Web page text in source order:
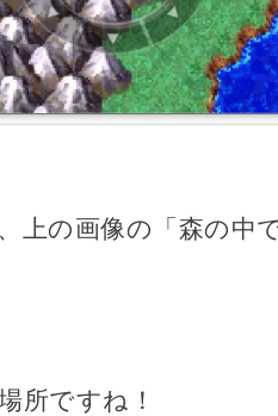
上の画像の「森の中
所ですね！